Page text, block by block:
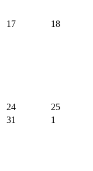
17 18
24
25
31
1